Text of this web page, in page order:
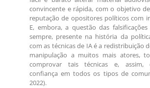
convincente e rápida, com o objetivo
reputação de opositores políticos com
E, embora, a questão das falsificações
sempre, presente na história da
com as técnicas de IA é a redistribuição
manipulação a muitos mais atores,
comprovar tais técnicas e, assim,
confiança em todos os tipos de
2022).